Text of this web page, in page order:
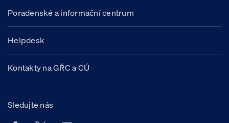
Poradenské a informační centrum
Helpdesk
Kontakty na GŘC a CÚ
Sledujte nás